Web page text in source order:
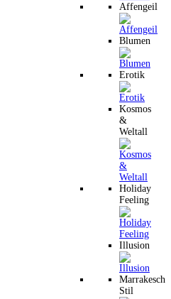
Affengeil
Blumen
Erotik
Kosmos
&
Weltall
Holiday
Feeling
Illusion
Marrakesch
Stil